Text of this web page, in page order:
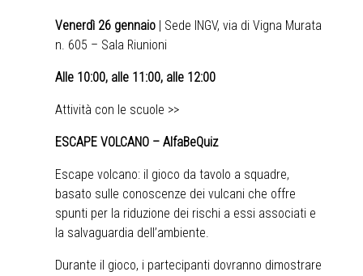
Venerdì 26 gennaio | Sede INGV, via di Vigna Murata
n. 605 – Sala Riunioni
Alle 10:00, alle 11:00, alle 12:00
Attività con le scuole >>
ESCAPE VOLCANO – AlfaBeQuiz
Escape volcano: il gioco da tavolo a squadre,
basato sulle conoscenze dei vulcani che offre
spunti per la riduzione dei rischi a essi associati e
la salvaguardia dell’ambiente.
Durante il gioco, i partecipanti dovranno dimostrare